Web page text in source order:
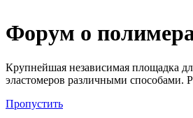
Форум о
Крупнейшая независимая площадка
эластомеров различными способами.
Пропустить